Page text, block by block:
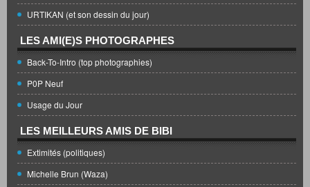
URTIKAN (et son dessin du jour)
LES AMI(E)S PHOTOGRAPHES
Back-To-Intro (top photographies)
P0P Neuf
Usage du Jour
LES MEILLEURS AMIS DE BIBI
Extimités (politiques)
Michelle Brun (Waza)